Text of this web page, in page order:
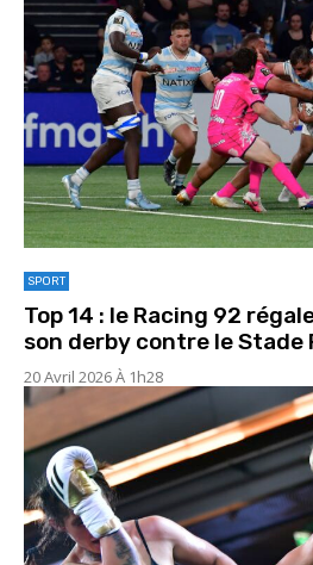
SPORT
Top 14 : le Racing 92
son derby contre le Stade
20 Avril 2026 À 1h28